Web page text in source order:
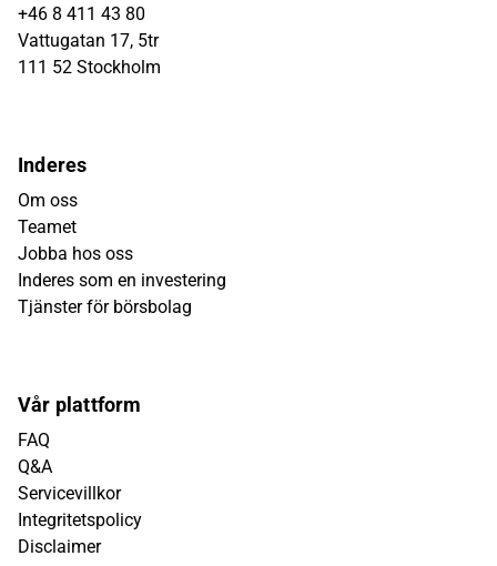
+46 8 411 43 80
Vattugatan 17, 5tr
111 52 Stockholm
Inderes
Om oss
Teamet
Jobba hos oss
Inderes som en investering
Tjänster för börsbolag
Vår plattform
FAQ
Q&A
Servicevillkor
Integritetspolicy
Disclaimer